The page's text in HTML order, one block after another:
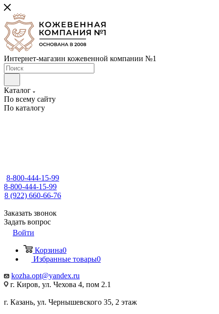
Интернет-магазин кожевенной компании №1
Каталог
По всему сайту
По каталогу
8-800-444-15-99
8-800-444-15-99
8 (922) 660-66-76
Заказать звонок
Задать вопрос
Войти
Корзина0
Избранные товары0
kozha.opt@yandex.ru
г. Киров, ул. Чехова 4, пом 2.1
г. Казань, ул. Чернышевского 35, 2 этаж